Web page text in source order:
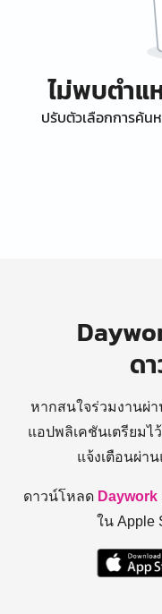
ไม่พบตำ
ปรับตัวเลือกการค้น
ด
หากสนใจร่วมงานผ่า
แอปพลิเคชันเตรียมไ
แจ้งเตือนผ่า
ดาวน์โหลด Daywork
ใน Apple